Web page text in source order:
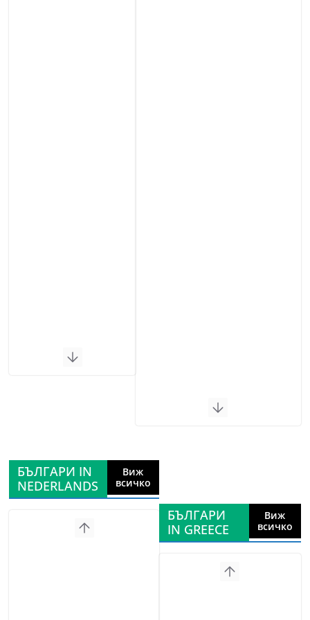
БЪЛГАРИ IN
NEDERLANDS
Виж
всичко
БЪЛГАРИ
IN GREECE
Виж
всичко